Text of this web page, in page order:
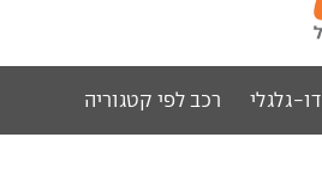
דו-גלגלי רכב לפי קטגוריה